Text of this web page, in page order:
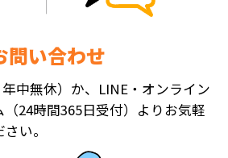
問い合わせ
中無休）か、LINE・オンライン
24時間365日受付）よりお気軽
い。